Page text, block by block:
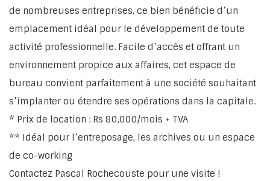
de nombreuses entreprises, ce bien bénéficie d’un
emplacement idéal pour le développement de toute
activité professionnelle. Facile d’accès et offrant un
environnement propice aux affaires, cet espace de
bureau convient parfaitement à une société souhaitant
s’implanter ou étendre ses opérations dans la capitale.
* Prix de location : Rs 80,000/mois + TVA
** Idéal pour l’entreposage, les archives ou un espace
de co-working
Contactez Pascal Rochecouste pour une visite !